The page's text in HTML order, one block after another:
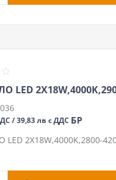
LED
/ 39,83 лв с ДДС БР
2Х18W,4000K,2800-